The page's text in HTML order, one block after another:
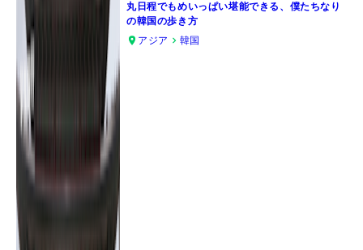
丸日程でもめいっぱい堪能できる、僕たちなり
の韓国の歩き方
アジア
韓国